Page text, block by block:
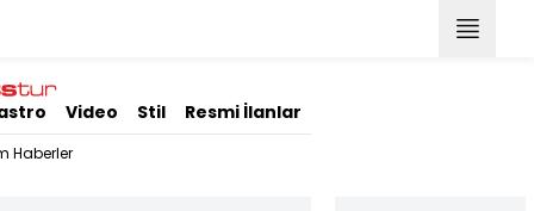
Video Stil Resmi İlanlar
Haberler